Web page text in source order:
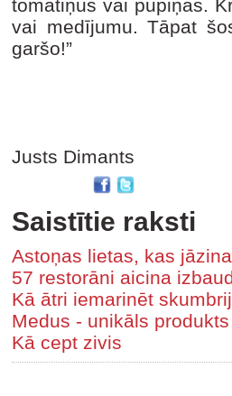
tomātiņus vai pupiņas.
vai medījumu. Tāpat
garšo!”
Justs Dimants
Saistītie raksti
Astoņas lietas, kas
57 restorāni aicina
Kā ātri iemarinēt
Medus - unikāls
Kā cept zivis